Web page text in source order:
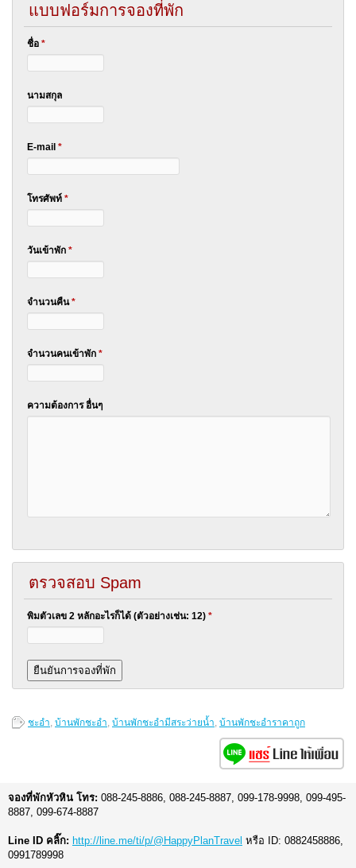
แบบฟอร์มการจองที่พัก
ชื่อ *
นามสกุล
E-mail *
โทรศัพท์ *
วันเข้าพัก *
จำนวนคืน*
จำนวนคนเข้าพัก *
ความต้องการ อื่นๆ
ตรวจสอบ Spam
พิมตัวเลข 2 หลักอะไรก็ได้ (ตัวอย่างเช่น: 12) *
ชะอำ, บ้านพักชะอำ, บ้านพักชะอำมีสระว่ายน้ำ, บ้านพักชะอำราคาถูก
จองที่พักหัวหิน โทร: 088-245-8886, 088-245-8887, 099-178-9998, 099-495-
8887, 099-674-8887
Line ID คลิ๊ก: http://line.me/ti/p/@HappyPlanTravel หรือ ID: 0882458886,
0991789998